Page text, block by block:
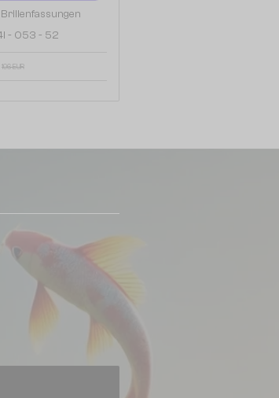
Brillenfassungen
- 053 - 52
196 EUR